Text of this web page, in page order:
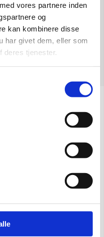
vores partnere inden
og
kan kombinere disse
har givet dem, eller som
deres tjenester.